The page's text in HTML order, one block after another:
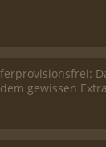
gewissen Extra